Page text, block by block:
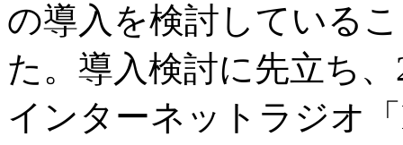
の導入を検討している
た。導入検討に先立ち
インターネットラジオ